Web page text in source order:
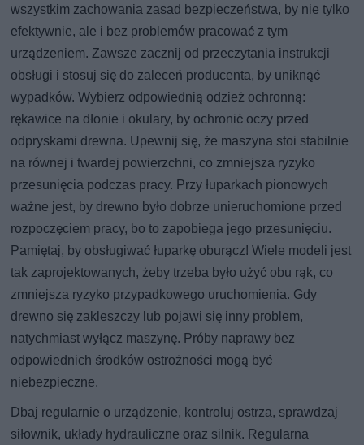
wszystkim zachowania zasad bezpieczeństwa, by nie tylko
efektywnie, ale i bez problemów pracować z tym
urządzeniem. Zawsze zacznij od przeczytania instrukcji
obsługi i stosuj się do zaleceń producenta, by uniknąć
wypadków. Wybierz odpowiednią odzież ochronną:
rękawice na dłonie i okulary, by ochronić oczy przed
odpryskami drewna. Upewnij się, że maszyna stoi stabilnie
na równej i twardej powierzchni, co zmniejsza ryzyko
przesunięcia podczas pracy. Przy łuparkach pionowych
ważne jest, by drewno było dobrze unieruchomione przed
rozpoczęciem pracy, bo to zapobiega jego przesunięciu.
Pamiętaj, by obsługiwać łuparkę oburącz! Wiele modeli jest
tak zaprojektowanych, żeby trzeba było użyć obu rąk, co
zmniejsza ryzyko przypadkowego uruchomienia. Gdy
drewno się zakleszczy lub pojawi się inny problem,
natychmiast wyłącz maszynę. Próby naprawy bez
odpowiednich środków ostrożności mogą być
niebezpieczne.
Dbaj regularnie o urządzenie, kontroluj ostrza, sprawdzaj
siłownik, układy hydrauliczne oraz silnik. Regularna